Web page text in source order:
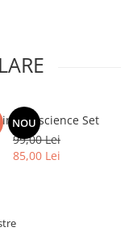
NOU
inside science Set
99,00 Lei
85,00 Lei